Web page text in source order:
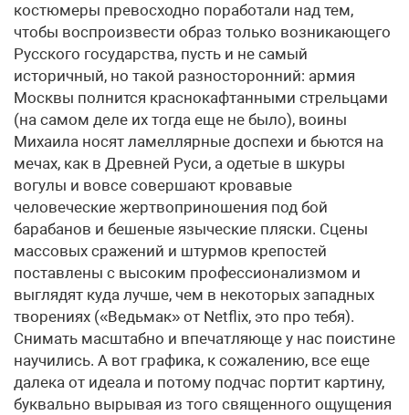
костюмеры превосходно поработали над тем,
чтобы воспроизвести образ только возникающего
Русского государства, пусть и не самый
историчный, но такой разносторонний: армия
Москвы полнится краснокафтанными стрельцами
(на самом деле их тогда еще не было), воины
Михаила носят ламеллярные доспехи и бьются на
мечах, как в Древней Руси, а одетые в шкуры
вогулы и вовсе совершают кровавые
человеческие жертвоприношения под бой
барабанов и бешеные языческие пляски. Сцены
массовых сражений и штурмов крепостей
поставлены с высоким профессионализмом и
выглядят куда лучше, чем в некоторых западных
творениях («Ведьмак» от Netflix, это про тебя).
Снимать масштабно и впечатляюще у нас поистине
научились. А вот графика, к сожалению, все еще
далека от идеала и потому подчас портит картину,
буквально вырывая из того священного ощущения